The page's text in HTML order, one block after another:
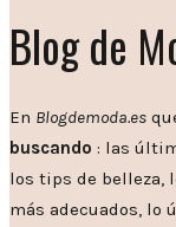
Blog de
En Blogdemoda.es
buscando : las
los tips de belleza,
más adecuados, lo